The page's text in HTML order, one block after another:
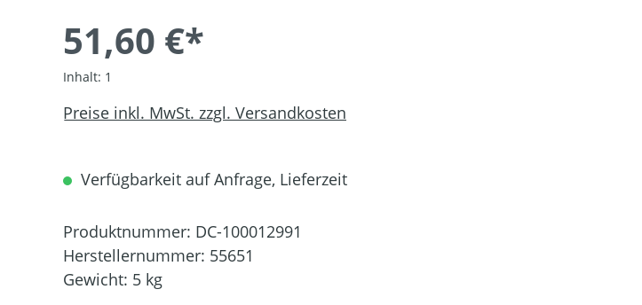
51,60 €*
Inhalt: 1
Preise inkl. MwSt. zzgl. Versandkosten
Verfügbarkeit auf Anfrage, Lieferzeit
Produktnummer: DC-100012991
Herstellernummer: 55651
Gewicht: 5 kg